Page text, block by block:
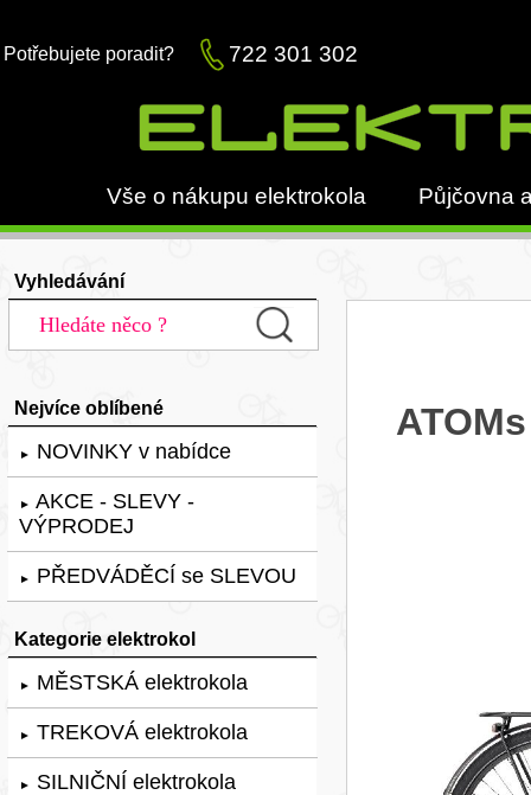
Potřebujete poradit? 722 301 302
Vše o nákupu elektrokola Půjčovna
Vyhledávání
Nejvíce oblíbené
► NOVINKY v nabídce
► AKCE - SLEVY -
VÝPRODEJ
► PŘEDVÁDĚCÍ se SLEVOU
Kategorie elektrokol
► MĚSTSKÁ elektrokola
► TREKOVÁ elektrokola
► SILNIČNÍ elektrokola